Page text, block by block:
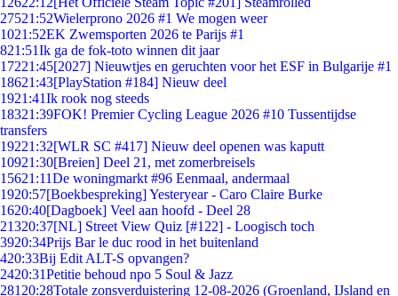
27521:52Wielerprono 2026 #1 We mogen weer
1021:52EK Zwemsporten 2026 te Parijs #1
821:51Ik ga de fok-toto winnen dit jaar
17221:45[2027] Nieuwtjes en geruchten voor het ESF in Bulgarije #1
18621:43[PlayStation #184] Nieuw deel
1921:41Ik rook nog steeds
18321:39FOK! Premier Cycling League 2026 #10 Tussentijdse
transfers
19221:32[WLR SC #417] Nieuw deel openen was kaputt
10921:30[Breien] Deel 21, met zomerbreisels
15621:11De woningmarkt #96 Eenmaal, andermaal
1920:57[Boekbespreking] Yesteryear - Caro Claire Burke
1620:40[Dagboek] Veel aan hoofd - Deel 28
21320:37[NL] Street View Quiz [#122] - Loogisch toch
3920:34Prijs Bar le duc rood in het buitenland
420:33Bij Edit ALT-S opvangen?
2420:31Petitie behoud npo 5 Soul & Jazz
281 20:28Totale zonsverduistering 12-08-2026 (Groenland, IJsland en